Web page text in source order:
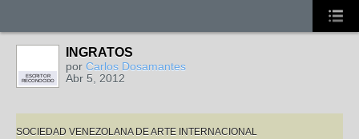
ESCRITOR
RECONOCIDO
INGRATOS
por Carlos Dosamantes
Abr 5, 2012
SOCIEDAD VENEZOLANA DE ARTE INTERNACIONAL